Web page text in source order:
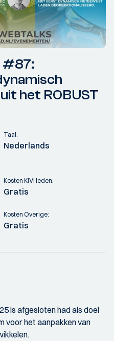
#87:
het ROBUST
Taal:
Nederlands
Kosten KIVI leden:
Gratis
Kosten Overige:
Gratis
is afgesloten had als doel
voor het aanpakken van